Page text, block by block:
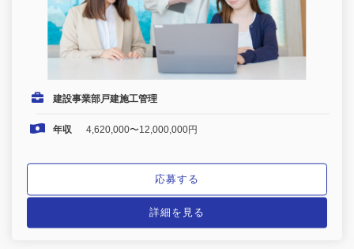
建設事業部戸建施工管理
年収 4,620,000〜12,000,000円
応募する
詳細を見る